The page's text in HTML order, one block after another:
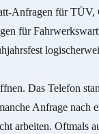
Anfragen für
für
Das Telefon
Anfrage nach
arbeiten. Oftmals